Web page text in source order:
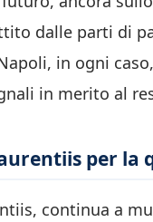
dalle parti di
in ogni
in merito al
per
continua a